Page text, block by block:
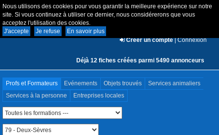
Nous utilisons des cookies pour vous garantir la meilleure expérience sur notre
site. Si vous continuez à utiliser ce dernier, nous considérerons que vous
acceptez l'utilisation des cookies.
J'accepte
Je refuse
En savoir plus
Créer un compte|Connexion
Déjà 12 fiches créées parmi 5490 annonceurs
Profs et Formateurs Evénements Objets trouvés
Services animaliers
Services à la personne
Entreprises locales